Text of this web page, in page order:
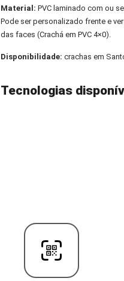
Material: PVC laminado com ou
Pode ser personalizado frente e
das faces (Crachá em PVC 4×0).
Disponibilidade: crachas em
Tecnologias